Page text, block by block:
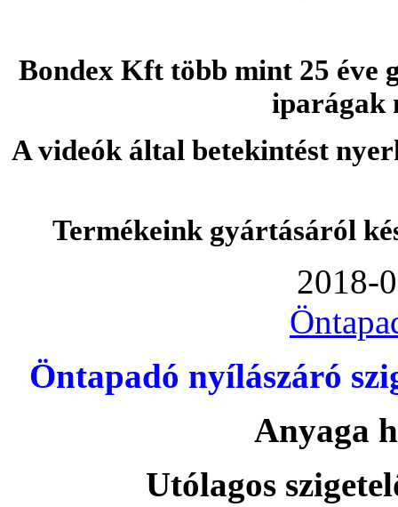
Bondex Kft több mint 25 éve
iparágak
A videók által betekintést
Termékeink gyártásáról
2018-
Öntapadó nyílászáró
Anyaga
Utólagos